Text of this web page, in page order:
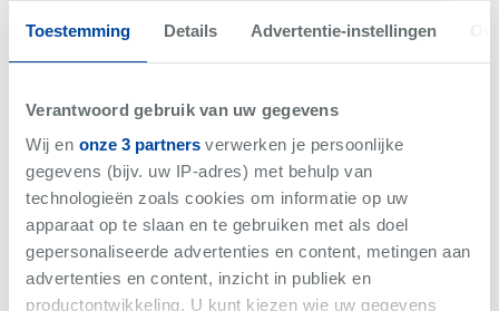
Toestemming Details Advertentie-instellingen
Verantwoord gebruik van uw gegevens
Wij en onze 3 partnersverwerken je persoonlijke
gegevens (bijv. uw IP-adres) met behulp van
technologieën zoals cookies om informatie op uw
apparaat op te slaan en te gebruiken met als doel
gepersonaliseerde advertenties en content, metingen aan
advertenties en content, inzicht in publiek en
productontwikkeling. U kunt kiezen wie uw gegevens
Bericht*